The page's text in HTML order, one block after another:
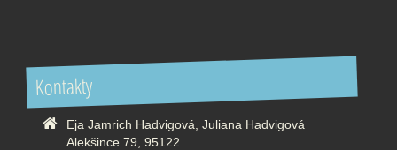
Kontakty
Eja Jamrich Hadvigová, Juliana Hadvigová
Alekšince 79, 95122